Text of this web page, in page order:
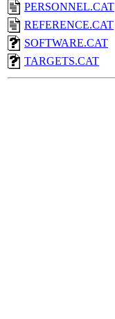
PERSONNEL.CAT
REFERENCE.CAT
SOFTWARE.CAT
TARGETS.CAT